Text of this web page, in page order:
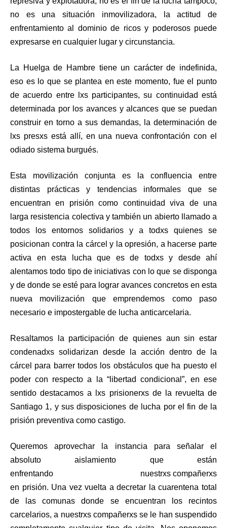
no es una situación inmovilizadora, la actitud de
enfrentamiento al dominio de ricos y poderosos puede
expresarse en cualquier lugar y circunstancia.
La Huelga de Hambre tiene un carácter de indefinida,
eso es lo que se plantea en este momento, fue el punto
de acuerdo entre lxs participantes, su continuidad está
determinada por los avances y alcances que se puedan
construir en torno a sus demandas, la determinación de
lxs presxs está allí, en una nueva confrontación con el
odiado sistema burgués.
Esta movilización conjunta es la confluencia entre
distintas prácticas y tendencias informales que se
encuentran en prisión como continuidad viva de una
larga resistencia colectiva y también un abierto llamado a
todos los entornos solidarios y a todxs quienes se
posicionan contra la cárcel y la opresión, a hacerse parte
activa en esta lucha que es de todxs y desde ahí
alentamos todo tipo de iniciativas con lo que se disponga
y de donde se esté para lograr avances concretos en esta
nueva movilización que emprendemos como paso
necesario e impostergable de lucha anticarcelaria.
Resaltamos la participación de quienes aun sin estar
condenadxs solidarizan desde la acción dentro de la
cárcel para barrer todos los obstáculos que ha puesto el
poder con respecto a la “libertad condicional”, en ese
sentido destacamos a lxs prisionerxs de la revuelta de
Santiago 1, y sus disposiciones de lucha por el fin de la
prisión preventiva como castigo.
Queremos aprovechar la instancia para señalar el
absoluto aislamiento que están
enfrentando nuestrxs compañerxs
en prisión. Una vez vuelta a decretar la cuarentena total
de las comunas donde se encuentran los recintos
carcelarios, a nuestrxs compañerxs se le han suspendido